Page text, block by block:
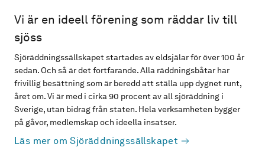
Vi är en ideell förening som räddar liv till
sjöss
Sjöräddningssällskapet startades av eldsjälar för över 100 år
sedan. Och så är det fortfarande. Alla räddningsbåtar har
frivillig besättning som är beredd att ställa upp dygnet runt,
året om. Vi är med i cirka 90 procent av all sjöräddning i
Sverige, utan bidrag från staten. Hela verksamheten bygger
på gåvor, medlemskap och ideella insatser.
Läs mer om Sjöräddningssällskapet